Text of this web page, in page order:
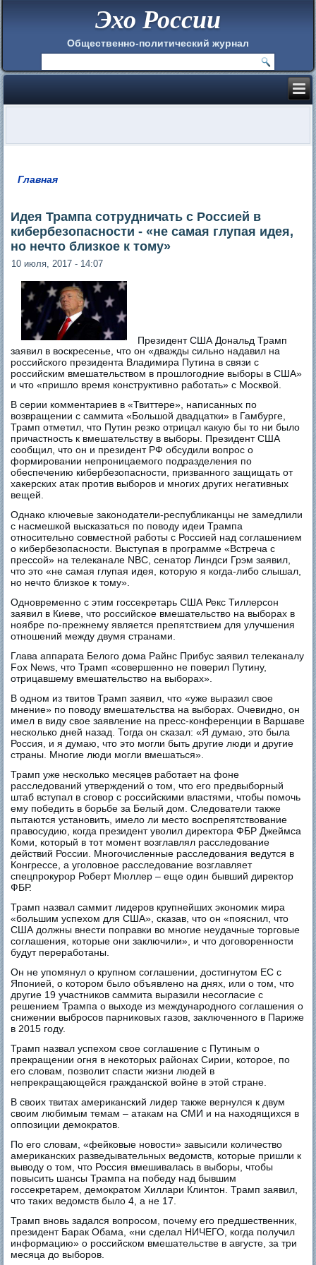
Эхо России
Общественно-политический журнал
Главная
Идея Трампа сотрудничать с Россией в
кибербезопасности - «не самая глупая идея,
но нечто близкое к тому»
10 июля, 2017 - 14:07
Президент США Дональд Трамп
заявил в воскресенье, что он «дважды сильно надавил на
российского президента Владимира Путина в связи с
российским вмешательством в прошлогодние выборы в США»
и что «пришло время конструктивно работать» с Москвой.
В серии комментариев в «Твиттере», написанных по
возвращении с саммита «Большой двадцатки» в Гамбурге,
Трамп отметил, что Путин резко отрицал какую бы то ни было
причастность к вмешательству в выборы. Президент США
сообщил, что он и президент РФ обсудили вопрос о
формировании непроницаемого подразделения по
обеспечению кибербезопасности, призванного защищать от
хакерских атак против выборов и многих других негативных
вещей.
Однако ключевые законодатели-республиканцы не замедлили
с насмешкой высказаться по поводу идеи Трампа
относительно совместной работы с Россией над соглашением
о кибербезопасности. Выступая в программе «Встреча с
прессой» на телеканале NBC, сенатор Линдси Грэм заявил,
что это «не самая глупая идея, которую я когда-либо слышал,
но нечто близкое к тому».
Одновременно с этим госсекретарь США Рекс Тиллерсон
заявил в Киеве, что российское вмешательство на выборах в
ноябре по-прежнему является препятствием для улучшения
отношений между двумя странами.
Глава аппарата Белого дома Райнс Прибус заявил телеканалу
Fox News, что Трамп «совершенно не поверил Путину,
отрицавшему вмешательство на выборах».
В одном из твитов Трамп заявил, что «уже выразил свое
мнение» по поводу вмешательства на выборах. Очевидно, он
имел в виду свое заявление на пресс-конференции в Варшаве
несколько дней назад. Тогда он сказал: «Я думаю, это была
Россия, и я думаю, что это могли быть другие люди и другие
страны. Многие люди могли вмешаться».
Трамп уже несколько месяцев работает на фоне
расследований утверждений о том, что его предвыборный
штаб вступал в сговор с российскими властями, чтобы помочь
ему победить в борьбе за Белый дом. Следователи также
пытаются установить, имело ли место воспрепятствование
правосудию, когда президент уволил директора ФБР Джеймса
Коми, который в тот момент возглавлял расследование
действий России. Многочисленные расследования ведутся в
Конгрессе, а уголовное расследование возглавляет
спецпрокурор Роберт Мюллер – еще один бывший директор
ФБР.
Трамп назвал саммит лидеров крупнейших экономик мира
«большим успехом для США», сказав, что он «пояснил, что
США должны внести поправки во многие неудачные торговые
соглашения, которые они заключили», и что договоренности
будут переработаны.
Он не упомянул о крупном соглашении, достигнутом ЕС с
Японией, о котором было объявлено на днях, или о том, что
другие 19 участников саммита выразили несогласие с
решением Трампа о выходе из международного соглашения о
снижении выбросов парниковых газов, заключенного в Париже
в 2015 году.
Трамп назвал успехом свое соглашение с Путиным о
прекращении огня в некоторых районах Сирии, которое, по
его словам, позволит спасти жизни людей в
непрекращающейся гражданской войне в этой стране.
В своих твитах американский лидер также вернулся к двум
своим любимым темам – атакам на СМИ и на находящихся в
оппозиции демократов.
По его словам, «фейковые новости» завысили количество
американских разведывательных ведомств, которые пришли к
выводу о том, что Россия вмешивалась в выборы, чтобы
повысить шансы Трампа на победу над бывшим
госсекретарем, демократом Хиллари Клинтон. Трамп заявил,
что таких ведомств было 4, а не 17.
Трамп вновь задался вопросом, почему его предшественник,
президент Барак Обама, «ни сделал НИЧЕГО, когда получил
информацию» о российском вмешательстве в августе, за три
месяца до выборов.